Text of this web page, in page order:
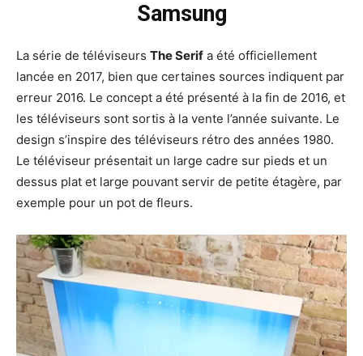
Samsung
La série de téléviseurs The Serif a été officiellement
lancée en 2017, bien que certaines sources indiquent par
erreur 2016. Le concept a été présenté à la fin de 2016, et
les téléviseurs sont sortis à la vente l’année suivante. Le
design s’inspire des téléviseurs rétro des années 1980.
Le téléviseur présentait un large cadre sur pieds et un
dessus plat et large pouvant servir de petite étagère, par
exemple pour un pot de fleurs.